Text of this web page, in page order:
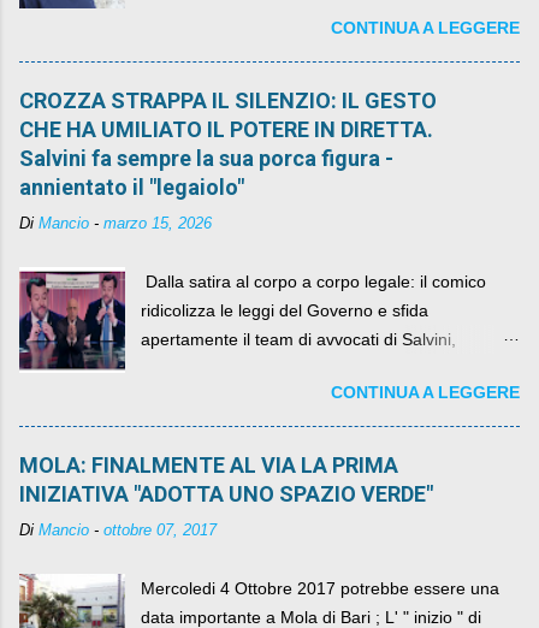
quelli che si auspicavano il contrario.CONTINUA A LEGGERE
CROZZA STRAPPA IL SILENZIO: IL GESTO
CHE HA UMILIATO IL POTERE IN DIRETTA.
Salvini fa sempre la sua porca figura -
annientato il "legaiolo"
Di Mancio - marzo 15, 2026
​ Dalla satira al corpo a corpo legale: il comico
ridicolizza le leggi del Governo e sfida
apertamente il team di avvocati di Salvini,
CONTINUA A LEGGERE
MOLA: FINALMENTE AL VIA LA PRIMA
INIZIATIVA "ADOTTA UNO SPAZIO VERDE"
Di Mancio - ottobre 07, 2017
Mercoledi 4 Ottobre 2017 potrebbe essere una
data importante a Mola di Bari ; L' " inizio " di